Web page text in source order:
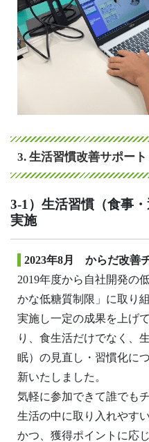
3. 生活習慣改善サポート
3-1）生活習慣（食事
実施
2023年8月 からだ改善
2019年度から自社開発の
かな低糖質制限」に取り
実施し一定の成果を上げ
り、食生活だけでなく、
眠）の見直し・習慣化に
新いたしました。
気軽に参加できて誰でも
生活の中に取り入れやす
かつ、獲得ポイントに応